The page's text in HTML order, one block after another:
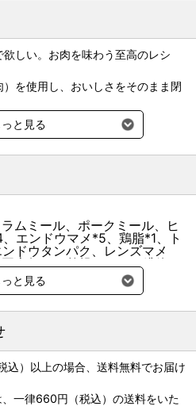
しい。お肉を味わう至高のレシ
を使用し、おいしさをそのまま閉
引き立てた、高たんぱくで贅沢な
なく、愛犬が大好きな肉のおいし
レシピを人の食事を同じようにひ
役に、肉との相性が最適な野菜果
然素材のホリスティック・ブレン
議会の定める分析試験により、愛
養食の基準を満たすことが証明さ
官協会）規定の分析試験により、愛
良い総合栄養食であることが証明
っと見る
ムミール、ポークミール、ヒ
エンドウマメ*5、鶏脂*1、ト
ドウタンパク、レンズマメ
麻仁*8、乾燥チコリー繊維、
、タイム*10、パセリ*10、オレ
、B2、B6、B12、C、D3、
、クロライド、セレン、ナト
亜鉛、鉄、銅）、アミノ酸類
（ミックストコフェロール、
酸） *1 ミックストコフェロー
ルニチン含、*3 カリウム、ビ
、*5 食物繊維含、*6 リコピン
ン酸、食物繊維含、*9 リノー
っと見る
）以上の場合、送料無料でお届け
一律660円（税込）の送料をいた